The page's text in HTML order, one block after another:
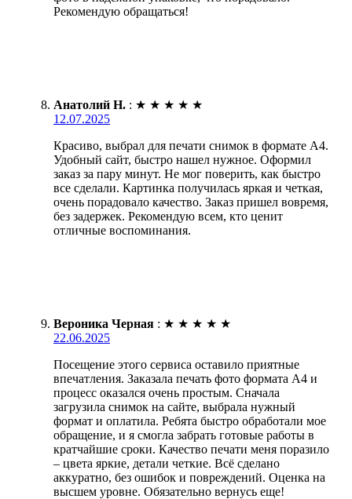
Рекомендую обращаться!
Анатолий Н. : ★ ★ ★ ★ ★
12.07.2025
Красиво, выбрал для печати снимок в формате А4.
Удобный сайт, быстро нашел нужное. Оформил
заказ за пару минут. Не мог поверить, как быстро
все сделали. Картинка получилась яркая и четкая,
очень порадовало качество. Заказ пришел вовремя,
без задержек. Рекомендую всем, кто ценит
отличные воспоминания.
Вероника Черная : ★ ★ ★ ★ ★
22.06.2025
Посещение этого сервиса оставило приятные
впечатления. Заказала печать фото формата А4 и
процесс оказался очень простым. Сначала
загрузила снимок на сайте, выбрала нужный
формат и оплатила. Ребята быстро обработали мое
обращение, и я смогла забрать готовые работы в
кратчайшие сроки. Качество печати меня поразило
– цвета яркие, детали четкие. Всё сделано
аккуратно, без ошибок и повреждений. Оценка на
высшем уровне. Обязательно вернусь еще!